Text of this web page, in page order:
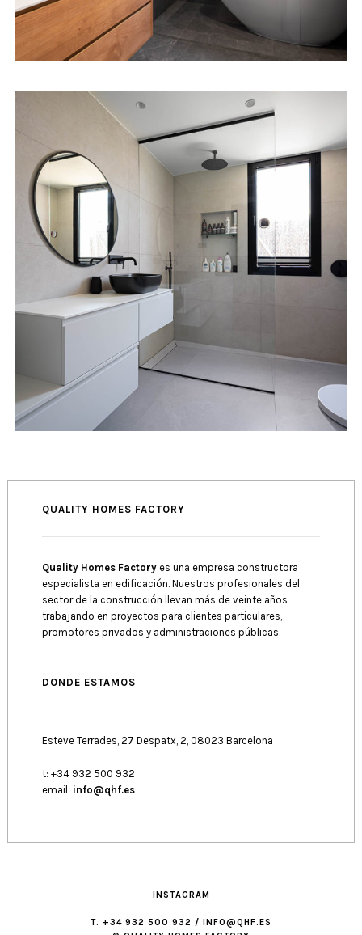
QUALITY HOMES FACTORY
Quality Homes Factoryes una empresa constructora
especialista en edificación. Nuestros profesionales del
sector de la construcción llevan más de veinte años
trabajando en proyectos para clientes particulares,
promotores privados y administraciones públicas.
DONDE ESTAMOS
Esteve Terrades, 27 Despatx, 2, 08023 Barcelona
t: +34 932 500 932
email: info@qhf.es
INSTAGRAM
T. +34 932 500 932 / INFO@QHF.ES